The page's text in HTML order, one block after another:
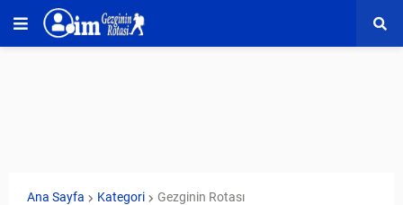
Ana Sayfa Kategori Gezginin Rotası